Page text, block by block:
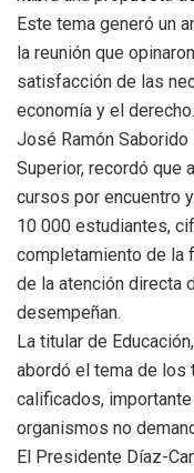
Este tema generó un
la reunión que
satisfacción de las
economía y el derecho.
José Ramón
Superior, recordó que
cursos por encuentro
10 000 estudiantes,
completamiento de la
de la atención directa
desempeñan.
La titular de
abordó el tema de
calificados,
organismos no
El Presidente Díaz-